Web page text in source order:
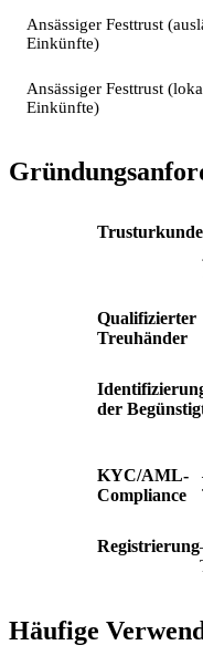
Ansässiger Festtrust
Einkünfte)
Ansässiger Festtrust
Einkünfte)
Trusturkunde
Qualifizierter
Treuhänder
der
KYC/AML-
Compliance
Registrierung
Häufige